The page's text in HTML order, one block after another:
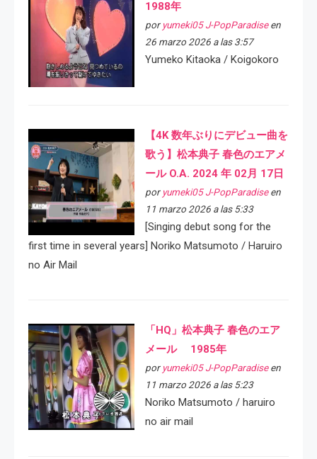
1988年
por yumeki05 J-PopParadiseen
26 marzo 2026 a las 3:57
Yumeko Kitaoka / Koigokoro
【4K 数年ぶりにデビュー曲を
歌う】松本典子 春色のエアメ
ール O.A. 2024 年 02月 17日
por yumeki05 J-PopParadiseen
11 marzo 2026 a las 5:33
[Singing debut song for the
first time in several years] Noriko Matsumoto / Haruiro
no Air Mail
「HQ」松本典子 春色のエア
メール 1985年
por yumeki05 J-PopParadiseen
11 marzo 2026 a las 5:23
Noriko Matsumoto / haruiro
no air mail